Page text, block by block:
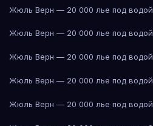
Жюль Верн — 20 000 лье под водой
Жюль Верн — 20 000 лье под водой
Жюль Верн — 20 000 лье под водой
Жюль Верн — 20 000 лье под водой
Жюль Верн — 20 000 лье под водой